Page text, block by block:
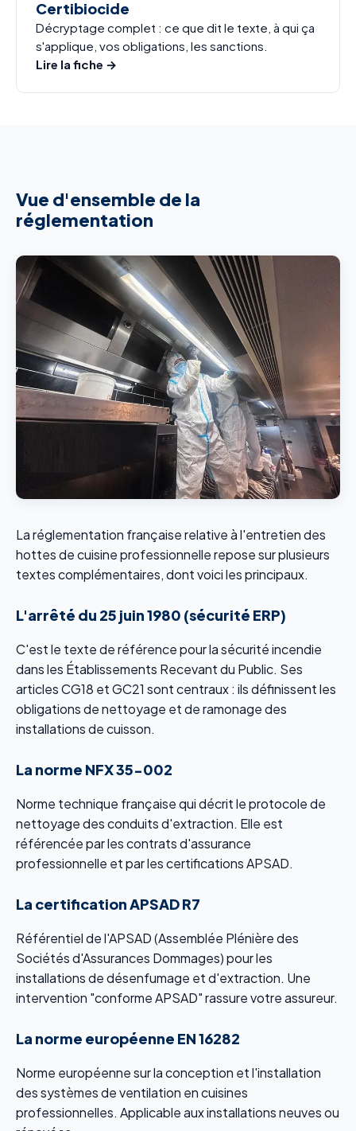
Certibiocide
Décryptage complet : ce que dit le texte, à qui ça
s'applique, vos obligations, les sanctions.
Lire la fiche →
Vue d'ensemble de la
réglementation
La réglementation française relative à l'entretien des
hottes de cuisine professionnelle repose sur plusieurs
textes complémentaires, dont voici les principaux.
L'arrêté du 25 juin 1980 (sécurité ERP)
C'est le texte de référence pour la sécurité incendie
dans les Établissements Recevant du Public. Ses
articles CG18 et GC21 sont centraux : ils définissent les
obligations de nettoyage et de ramonage des
installations de cuisson.
La norme NFX 35-002
Norme technique française qui décrit le protocole de
nettoyage des conduits d'extraction. Elle est
référencée par les contrats d'assurance
professionnelle et par les certifications APSAD.
La certification APSAD R7
Référentiel de l'APSAD (Assemblée Plénière des
Sociétés d'Assurances Dommages) pour les
installations de désenfumage et d'extraction. Une
intervention "conforme APSAD" rassure votre assureur.
La norme européenne EN 16282
Norme européenne sur la conception et l'installation
des systèmes de ventilation en cuisines
professionnelles. Applicable aux installations neuves ou